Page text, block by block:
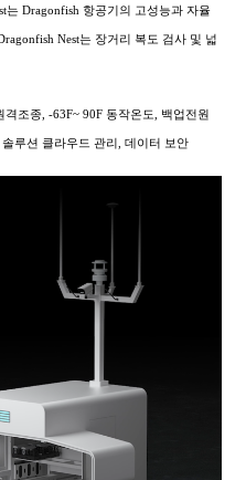
는 Dragonfish 항공기의 고성능과 자율
Nest는 장거리 복도 검사 및 넓
조종, -63F~ 90F 동작온도, 백업전원
루션 클라우드 관리, 데이터 보안